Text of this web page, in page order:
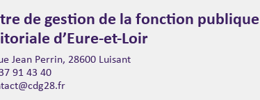
de gestion de la fonction publique
d’Eure-et-Loir
Jean Perrin, 28600 Luisant
91 43 40